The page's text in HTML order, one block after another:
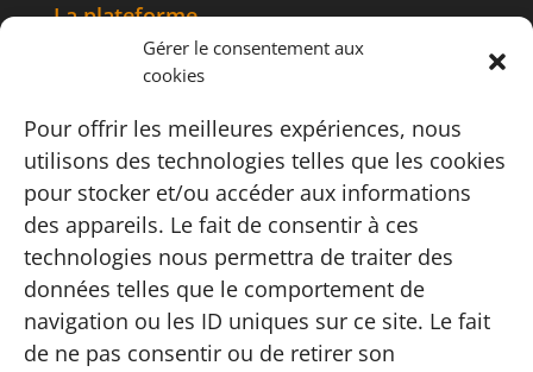
Gérer le consentement aux
cookies
Pour offrir les meilleures expériences, nous
utilisons des technologies telles que les cookies
pour stocker et/ou accéder aux informations
des appareils. Le fait de consentir à ces
technologies nous permettra de traiter des
données telles que le comportement de
navigation ou les ID uniques sur ce site. Le fait
de ne pas consentir ou de retirer son
La plateforme
Tourisme
Informations
Contact
Carte
FAQ
Instagram
Conditions